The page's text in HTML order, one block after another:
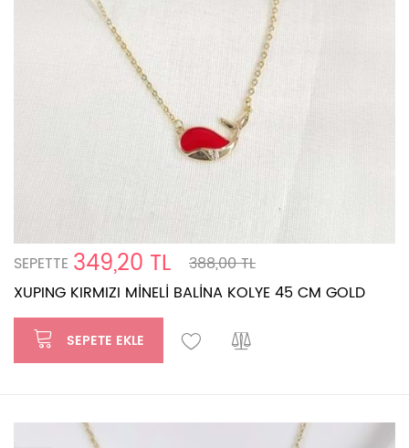
SEPETTE 349,20 TL
388,00 TL
XUPING KIRMIZI MİNELİ BALİNA KOLYE 45 CM GOLD
SEPETE EKLE